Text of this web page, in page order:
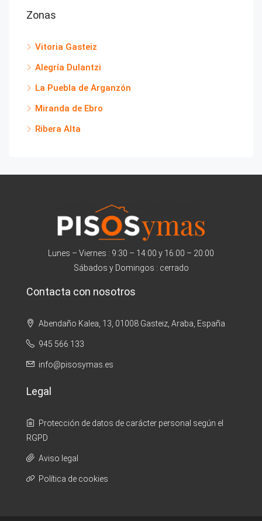
Zonas
Vitoria Gasteiz
Alegría Dulantzi
La Puebla de Arganzón
Miranda de Ebro
Ribera Alta
Lunes – Viernes : 9:30 – 14:00 y 16:00 – 20:00
Sábados y Domingos : cerrado
Contacta con nosotros
Abendaño Kalea, 13, 01008 Gasteiz, Araba, España
945 566 133
info@pisosymas.es
Legal
Protección de datos de carácter personal según el
RGPD
Aviso legal
Política de cookies